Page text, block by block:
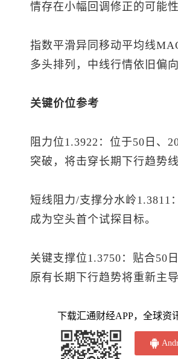
情存在小幅回调修正的可能性
指数平滑异同移动平均线
多头排列，中线行情依旧偏
关键价位参考
阻力位1.3922：位于50日、
突破，将击穿长期下行趋势
短线阻力/支撑分水岭1.3811
成为空头首个试探目标。
关键支撑位1.3750：贴合50
原有长期下行趋势将重新主
下载汇通财经APP，全球资